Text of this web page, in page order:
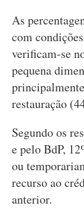
As
com
verificam-se
pequena
restauração
Segundo os
e pelo BdP,
ou
recurso ao
anterior.